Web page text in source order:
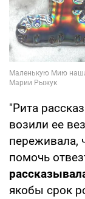
"Рита
возили ее
переживала,
помочь
якобы срок